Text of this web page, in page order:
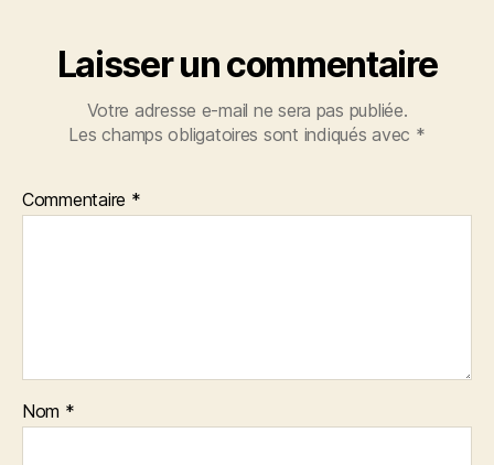
Laisser un commentaire
Votre adresse e-mail ne sera pas publiée.
Les champs obligatoires sont indiqués avec *
Commentaire *
Nom *